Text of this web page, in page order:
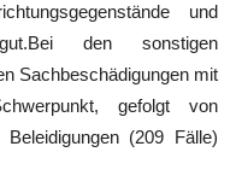
und
den sonstigen
Sachbeschädigungen mit
gefolgt von
(209 Fälle)